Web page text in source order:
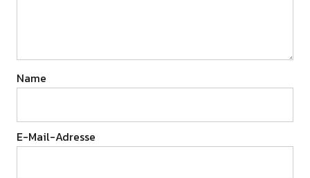
Name
E-Mail-Adresse